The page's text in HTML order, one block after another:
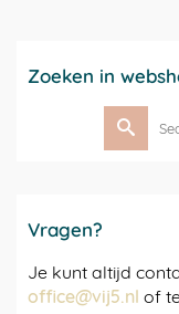
Zoeken in
Search
for:
Vragen?
Je kunt altijd
office@vij5.nl of